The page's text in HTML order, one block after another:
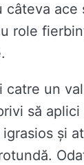
câteva ace
role
catre un
să
și